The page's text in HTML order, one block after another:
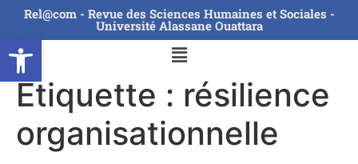
Ouvrir la barre d’outils
Rel@com - Revue des Sciences Humaines et Sociales -
Université Alassane Ouattara
Étiquette : résilience
organisationnelle